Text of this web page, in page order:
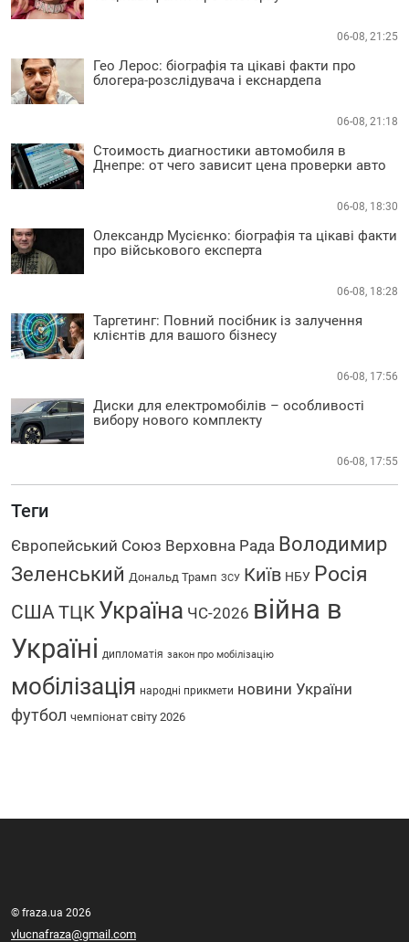
06-08, 21:25
Гео Лерос: біографія та цікаві факти про
блогера-розслідувача і екснардепа
06-08, 21:18
Стоимость диагностики автомобиля в
Днепре: от чего зависит цена проверки авто
06-08, 18:30
Олександр Мусієнко: біографія та цікаві факти
про військового експерта
06-08, 18:28
Таргетинг: Повний посібник із залучення
клієнтів для вашого бізнесу
06-08, 17:56
Диски для електромобілів – особливості
вибору нового комплекту
06-08, 17:55
Теги
Європейський Союз Верховна Рада Володимир
Зеленський Дональд Трамп ЗСУ Київ НБУ Росія
СШАТЦК Україна ЧС-2026 війна в
Україні дипломатія закон про мобілізацію
мобілізація народні прикмети новини України
футбол чемпіонат світу 2026
© fraza.ua 2026
vlucnafraza@gmail.com